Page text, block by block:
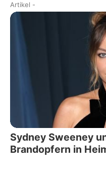
Artikel -
Sydney Sweeney
Brandopfern in